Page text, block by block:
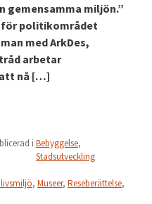
gemensamma miljön.”
för politikområdet
med ArkDes,
arbetar
nå […]
i Bebyggelse,
Stadsutveckling
, Museer, Reseberättelse,